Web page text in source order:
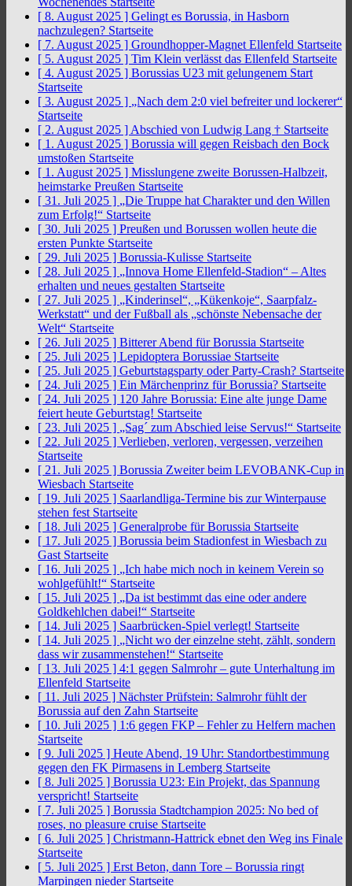
[ 8. August 2025 ] Gelingt es Borussia, in Hasborn
nachzulegen? Startseite
[ 7. August 2025 ] Groundhopper-Magnet Ellenfeld Startseite
[ 5. August 2025 ] Tim Klein verlässt das Ellenfeld Startseite
[ 4. August 2025 ] Borussias U23 mit gelungenem Start
Startseite
[ 3. August 2025 ] „Nach dem 2:0 viel befreiter und lockerer“
Startseite
[ 2. August 2025 ] Abschied von Ludwig Lang † Startseite
[ 1. August 2025 ] Borussia will gegen Reisbach den Bock
umstoßen Startseite
[ 1. August 2025 ] Misslungene zweite Borussen-Halbzeit,
heimstarke Preußen Startseite
[ 31. Juli 2025 ] „Die Truppe hat Charakter und den Willen
zum Erfolg!“ Startseite
[ 30. Juli 2025 ] Preußen und Borussen wollen heute die
ersten Punkte Startseite
[ 29. Juli 2025 ] Borussia-Kulisse Startseite
[ 28. Juli 2025 ] „Innova Home Ellenfeld-Stadion“ – Altes
erhalten und neues gestalten Startseite
[ 27. Juli 2025 ] „Kinderinsel“, „Kükenkoje“, Saarpfalz-
Werkstatt“ und der Fußball als „schönste Nebensache der
Welt“ Startseite
[ 26. Juli 2025 ] Bitterer Abend für Borussia Startseite
[ 25. Juli 2025 ] Lepidoptera Borussiae Startseite
[ 25. Juli 2025 ] Geburtstagsparty oder Party-Crash? Startseite
[ 24. Juli 2025 ] Ein Märchenprinz für Borussia? Startseite
[ 24. Juli 2025 ] 120 Jahre Borussia: Eine alte junge Dame
feiert heute Geburtstag! Startseite
[ 23. Juli 2025 ] „Sag´ zum Abschied leise Servus!“ Startseite
[ 22. Juli 2025 ] Verlieben, verloren, vergessen, verzeihen
Startseite
[ 21. Juli 2025 ] Borussia Zweiter beim LEVOBANK-Cup in
Wiesbach Startseite
[ 19. Juli 2025 ] Saarlandliga-Termine bis zur Winterpause
stehen fest Startseite
[ 18. Juli 2025 ] Generalprobe für Borussia Startseite
[ 17. Juli 2025 ] Borussia beim Stadionfest in Wiesbach zu
Gast Startseite
[ 16. Juli 2025 ] „Ich habe mich noch in keinem Verein so
wohlgefühlt!“ Startseite
[ 15. Juli 2025 ] „Da ist bestimmt das eine oder andere
Goldkehlchen dabei!“ Startseite
[ 14. Juli 2025 ] Saarbrücken-Spiel verlegt! Startseite
[ 14. Juli 2025 ] „Nicht wo der einzelne steht, zählt, sondern
dass wir zusammenstehen!“ Startseite
[ 13. Juli 2025 ] 4:1 gegen Salmrohr – gute Unterhaltung im
Ellenfeld Startseite
[ 11. Juli 2025 ] Nächster Prüfstein: Salmrohr fühlt der
Borussia auf den Zahn Startseite
[ 10. Juli 2025 ] 1:6 gegen FKP – Fehler zu Helfern machen
Startseite
[ 9. Juli 2025 ] Heute Abend, 19 Uhr: Standortbestimmung
gegen den FK Pirmasens in Lemberg Startseite
[ 8. Juli 2025 ] Borussia U23: Ein Projekt, das Spannung
verspricht! Startseite
[ 7. Juli 2025 ] Borussia Stadtchampion 2025: No bed of
roses, no pleasure cruise Startseite
[ 6. Juli 2025 ] Christmann-Hattrick ebnet den Weg ins Finale
Startseite
[ 5. Juli 2025 ] Erst Beton, dann Tore – Borussia ringt
Marpingen nieder Startseite